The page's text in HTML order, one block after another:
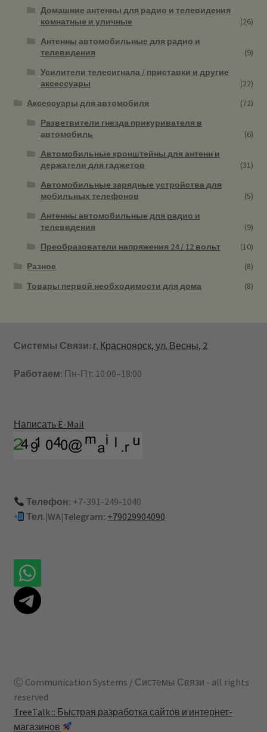
Домашние антенны для радио и телевидения
комнатные и уличные
(26)
Антенны автомобильные для радио и
телевидения
(9)
Усилители телесигнала / приставки и другие
аксессуары
(22)
Аксессуары для автомобиля
(72)
Разветвители гнезда прикуривателя в
автомобиль
(6)
Автомобильные кронштейны для антенн и
держатели для гаджетов
(31)
Автомобильные зарядные устройства для
мобильных телефонов
(5)
Антенны автомобильные для радио и
телевидения
(9)
Преобразователи напряжения 24 / 12 вольт
(10)
Разное
(8)
Товары первой необходимости для дома
(8)
Системы Связи: г. Красноярск, ул. Весны, 2
Работаем: Пн-Пт: 10:00–18:00
Написать E-Mail
Телефон: +7-391-249-1040
Тел.|WA|Telegram: +79029904090
Ⓒ Communication Systems / Системы Связи - all rights
reserved
TreeTalk :: Быстрая разработка сайтов и интернет-
магазинов